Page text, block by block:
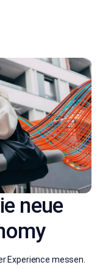
neue
Experience messen.